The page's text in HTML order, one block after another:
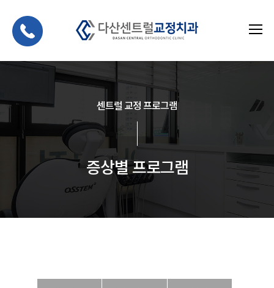
센트럴 교정 프로그램
증상별 프로그램